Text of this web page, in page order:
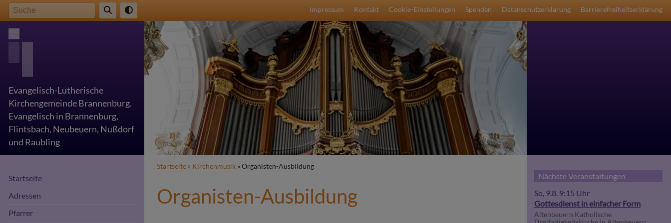
Direkt
zum
Inhalt
Fußbereichsmenü
Impressum Kontakt Cookie-Einstellungen Spenden Datenschutzerklärung Barrierefreiheitserklärung
Evangelisch-Lutherische
Kirchengemeinde Brannenburg.
Evangelisch in Brannenburg,
Flintsbach, Neubeuern, Nußdorf
und Raubling
Startseite
Adressen
Pfarrer
Breadcrumb
Startseite Kirchenmusik Organisten-Ausbildung
Organisten-Ausbildung
Nächste Veranstaltungen
So, 9.8. 9:15 Uhr
Gottesdienst in einfacher Form
Altenbeuern Katholische